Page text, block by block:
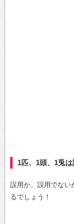
1匹、1頭、1兎
誤用か、誤用でない
るでしょう！